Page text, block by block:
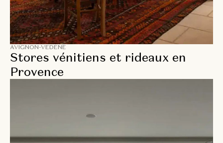
AVIGNON-VEDÈNE
Stores vénitiens et rideaux en
Provence